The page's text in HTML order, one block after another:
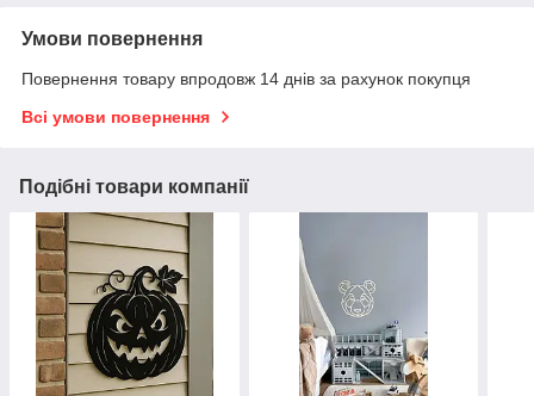
Умови повернення
Повернення товару впродовж 14 днів за рахунок покупця
Всі умови повернення
Подібні товари компанії